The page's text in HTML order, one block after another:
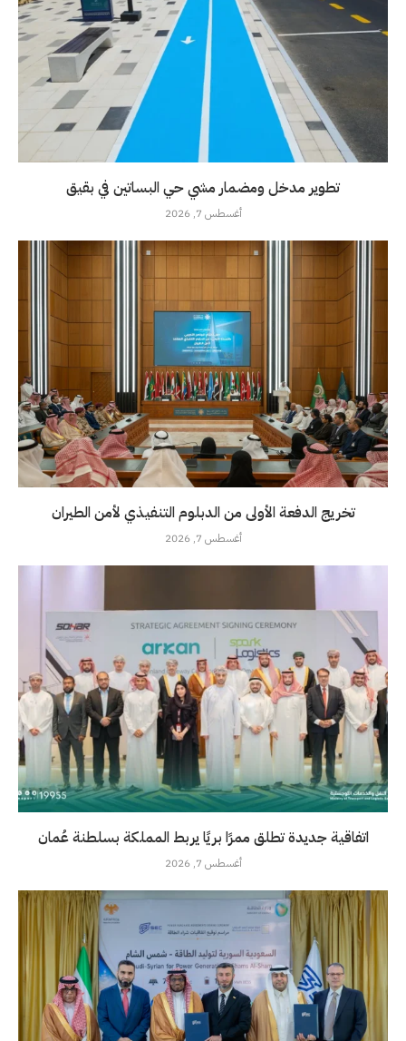
تطوير مدخل ومضمار مشي حي البساتين في بقيق
أغسطس 7, 2026
تخريج الدفعة الأولى من الدبلوم التنفيذي لأمن الطيران
أغسطس 7, 2026
اتفاقية جديدة تطلق ممرًا بريًا يربط المملكة بسلطنة عُمان
أغسطس 7, 2026